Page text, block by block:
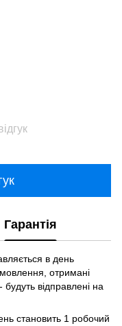
Гарантія
в день
отримані
будуть відправлені на
становить 1 робочий